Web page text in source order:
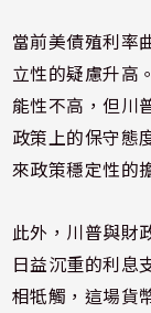
當前美債殖利率
立性的疑慮升高
能性不高，但川
政策上的保守態
來政策穩定性的
此外，川普與財
日益沉重的利息
相牴觸，這場貨